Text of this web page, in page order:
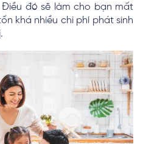
đó sẽ làm cho bạn mất
khá nhiều chi phí phát sinh